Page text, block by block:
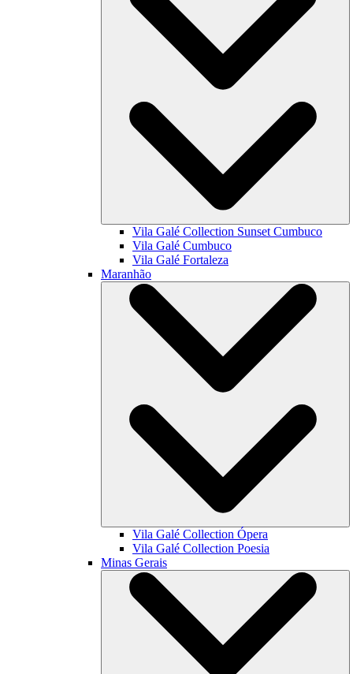
Vila Galé Collection Sunset Cumbuco
Vila Galé Cumbuco
Vila Galé Fortaleza
Maranhão
Vila Galé Collection Ópera
Vila Galé Collection Poesia
Minas Gerais